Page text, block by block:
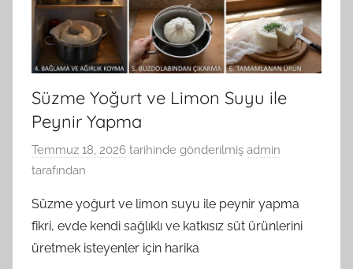
Süzme Yoğurt ve Limon Suyu ile
Peynir Yapma
Temmuz 18, 2026 tarihinde gönderilmiş admin
tarafından
Süzme yoğurt ve limon suyu ile peynir yapma
fikri, evde kendi sağlıklı ve katkısız süt ürünlerini
üretmek isteyenler için harika